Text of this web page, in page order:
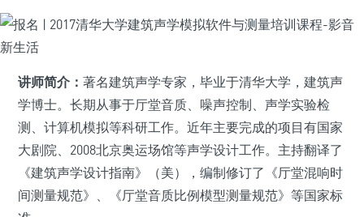
讲师简介： 著名建筑声学专家，毕业于清华大学，建筑声
学博士。长期从事于厅堂音质、噪声控制、声学实验检
测、计算机模拟等科研工作。近年主要完成的项目有国家
大剧院、2008北京奥运场馆等声学设计工作。主持翻译了
《建筑声学设计指南》（美），编制修订了《厅堂混响时
间测量规范》、《厅堂音质比例模型测量规范》等国家标